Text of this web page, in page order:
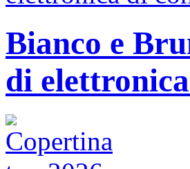
Bianco e
di